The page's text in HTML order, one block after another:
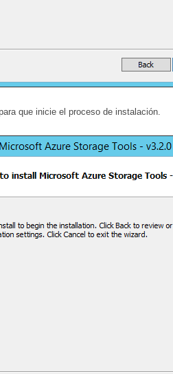
que inicie el proceso de instalación.